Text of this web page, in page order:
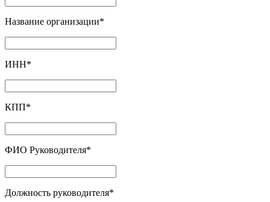
Название организации*
ИНН*
КПП*
ФИО Руководителя*
Должность руководителя*